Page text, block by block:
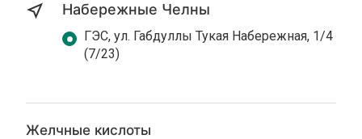
Набережные Челны
ГЭС, ул. Габдуллы Тукая Набережная, 1/4
(7/23)
Желчные кислоты